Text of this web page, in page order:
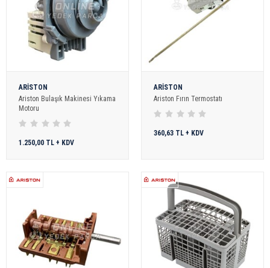
ARİSTON
Ariston Bulaşık Makinesi Yıkama
Motoru
1.250,00 TL + KDV
ARİSTON
Ariston Fırın Termostatı
360,63 TL + KDV